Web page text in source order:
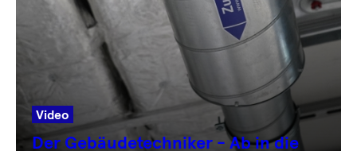
Video
Der Gebäudetechniker - Ab in die